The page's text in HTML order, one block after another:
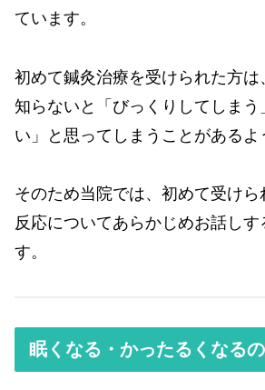
ています。
初めて鍼灸治療を受けられた方は
知らないと「びっくりしてしまう
い」と思ってしまうことがあるよ
そのため当院では、初めて受け
反応についてあらかじめお話しす
す。
眠くなる・かったるくなる